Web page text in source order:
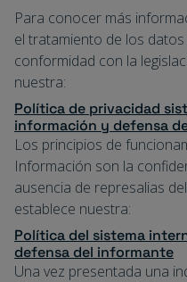
Para conocer más
el tratamiento de los
conformidad con la
nuestra:
Política de privacidad
información y defensa
Los principios de
Información son la
ausencia de represalias
establece nuestra:
Política del sistema
defensa del informante
Una vez presentada una